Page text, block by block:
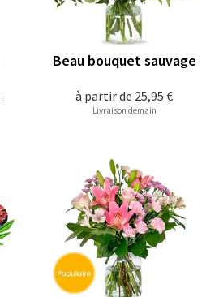
à partir de 25,95 €
Beau bouquet sauvage
Livraison demain